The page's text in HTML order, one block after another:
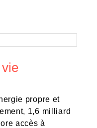
propre et
1,6 milliard
accès à